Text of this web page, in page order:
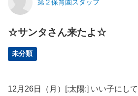
第２保育園スタッフ
☆サンタさん来たよ☆
未分類
12月26日（月）[:太陽:] いい子にし